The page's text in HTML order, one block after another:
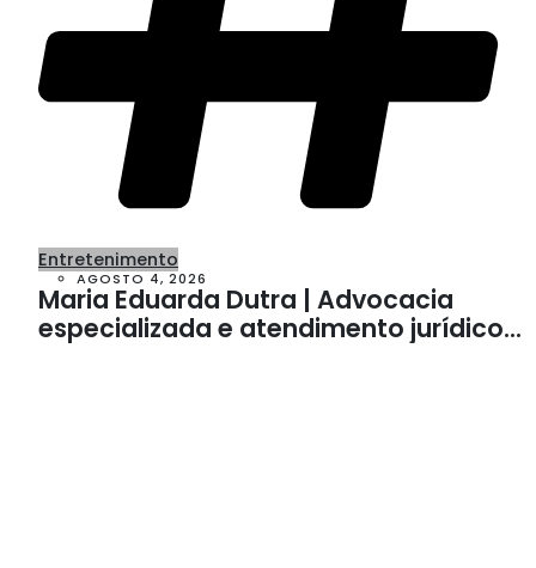
Entretenimento
AGOSTO 4, 2026
Maria Eduarda Dutra | Advocacia
especializada e atendimento jurídico